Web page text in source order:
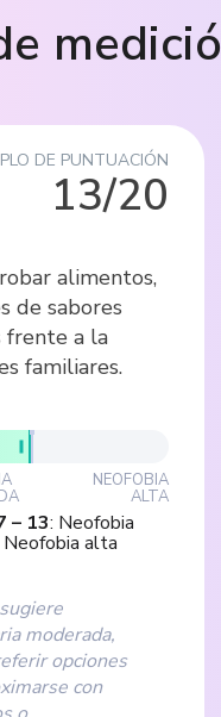
DE PUNTUACIÓN
13/20
alimentos,
de sabores
frente a la
familiares.
NEOFOBIA
ALTA
– 13: Neofobia
Neofobia alta
moderada,
opciones
con